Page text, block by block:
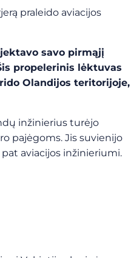
praleido aviacijos
savo pirmąjį
propelerinis lėktuvas
Olandijos teritorijoje,
inžinierius turėjo
pajėgoms. Jis suvienijo
aviacijos inžinieriumi.